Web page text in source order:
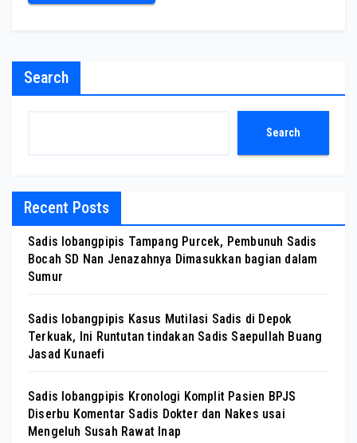
Search
Search
Recent Posts
Sadis lobangpipis Tampang Purcek, Pembunuh Sadis
Bocah SD Nan Jenazahnya Dimasukkan bagian dalam
Sumur
Sadis lobangpipis Kasus Mutilasi Sadis di Depok
Terkuak, Ini Runtutan tindakan Sadis Saepullah Buang
Jasad Kunaefi
Sadis lobangpipis Kronologi Komplit Pasien BPJS
Diserbu Komentar Sadis Dokter dan Nakes usai
Mengeluh Susah Rawat Inap